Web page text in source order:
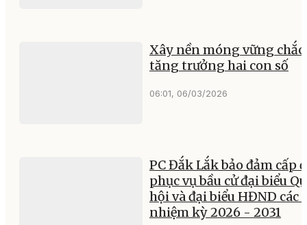
Xây nền móng vững chắc
tăng trưởng hai con số
06:01, 06/03/2026
PC Đắk Lắk bảo đảm cấp
phục vụ bầu cử đại biểu
hội và đại biểu HĐND các
nhiệm kỳ 2026 - 2031